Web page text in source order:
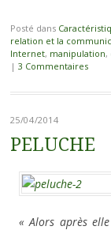
Posté dans
relation et la
Internet, manipulation,
| 3 Commentaires
25/04/2014
PELUCHE
« Alors après